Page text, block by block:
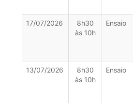
17/07/2026
8h30
às 10h
Ensaio
13/07/2026
8h30
às 10h
Ensaio